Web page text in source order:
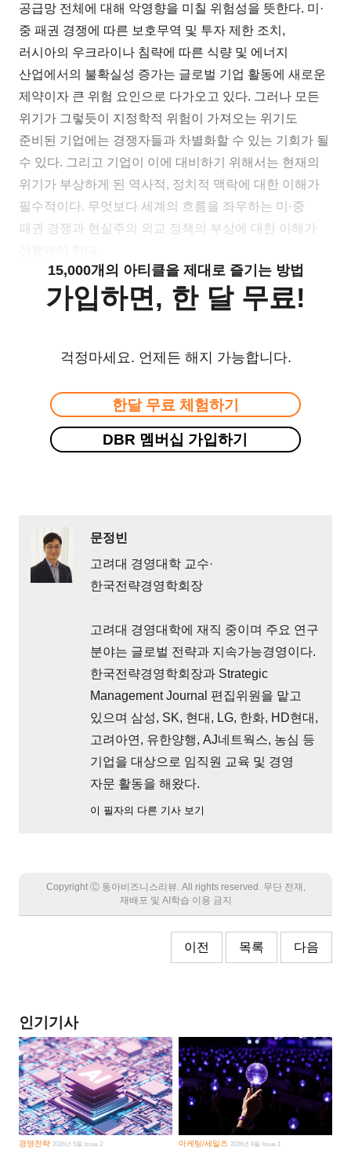
공급망 전체에 대해 악영향을 미칠 위험성을 뜻한다. 미·
중 패권 경쟁에 따른 보호무역 및 투자 제한 조치,
러시아의 우크라이나 침략에 따른 식량 및 에너지
산업에서의 불확실성 증가는 글로벌 기업 활동에 새로운
제약이자 큰 위험 요인으로 다가오고 있다. 그러나 모든
위기가 그렇듯이 지정학적 위험이 가져오는 위기도
준비된 기업에는 경쟁자들과 차별화할 수 있는 기회가 될
수 있다. 그리고 기업이 이에 대비하기 위해서는 현재의
위기가 부상하게 된 역사적, 정치적 맥락에 대한 이해가
필수적이다. 무엇보다 세계의 흐름을 좌우하는 미·중
패권 경쟁과 현실주의 외교 정책의 부상에 대한 이해가
15,000개의 아티클을 제대로 즐기는 방법
가입하면, 한 달 무료!
걱정마세요. 언제든 해지 가능합니다.
한달 무료 체험하기
DBR 멤버십 가입하기
문정빈
고려대 경영대학 교수·
한국전략경영학회장
고려대 경영대학에 재직 중이며 주요 연구
분야는 글로벌 전략과 지속가능경영이다.
한국전략경영학회장과 Strategic
Management Journal 편집위원을 맡고
있으며 삼성, SK, 현대, LG, 한화, HD현대,
고려아연, 유한양행, AJ네트웍스, 농심 등
기업을 대상으로 임직원 교육 및 경영
자문 활동을 해왔다.
이 필자의 다른 기사 보기
Copyright Ⓒ 동아비즈니스리뷰. All rights reserved. 무단 전재,
재배포 및 AI학습 이용 금지
이전 목록 다음
인기기사
경영전략 2026년 5월 Issue 2 마케팅/세일즈 2026년 8월 Issue 1